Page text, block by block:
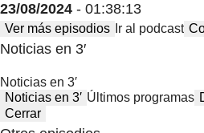
23/08/2024 - 01:38:13
Ver más episodios Ir al podcast
Noticias en 3′
Noticias en 3′
Noticias en 3′ Últimos programas
Cerrar